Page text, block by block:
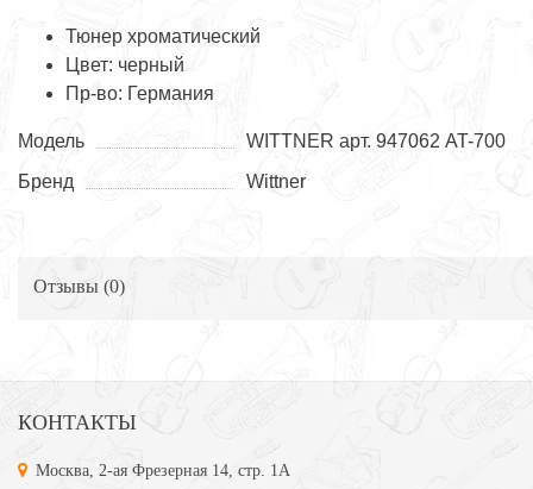
Тюнер хроматический
Цвет: черный
Пр-во: Германия
Модель
WITTNER арт. 947062 AT-700
Бренд
Wittner
Отзывы (0)
КОНТАКТЫ
Москва, 2-ая Фрезерная 14, стр. 1А